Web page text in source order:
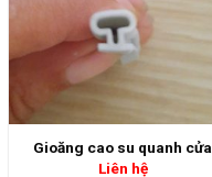
Gioăng cao su quanh cửa
Liên hệ